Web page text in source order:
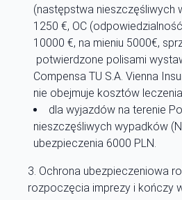
(następstwa nieszczęśliwych
1250 €, OC
10000 €, na mieniu 5000€,
potwierdzone polisami
Compensa TU S.A. Vienna
nie obejmuje kosztów
dla wyjazdów na terenie
nieszczęśliwych wypadków
ubezpieczenia 6000 PLN.
Ochrona ubezpieczeniowa
rozpoczęcia imprezy i kończy